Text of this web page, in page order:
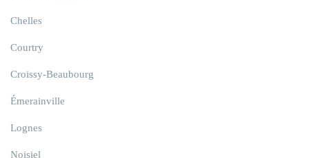
Chelles
Courtry
Croissy-Beaubourg
Émerainville
Lognes
Noisiel